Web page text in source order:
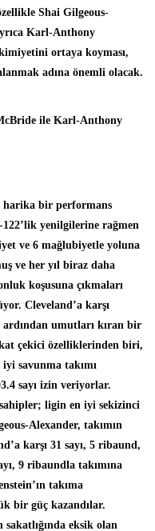
Shai Gilgeous-
Karl-Anthony
ortaya koyması,
adına önemli olacak.
ile Karl-Anthony
harika bir performans
122’lik yenilgilerine rağmen
ve 6 mağlubiyetle yoluna
ve her yıl biraz daha
koşusuna çıkmaları
Cleveland’a karşı
umutları kıran bir
çekici özelliklerinden biri,
savunma takımı
sayı izin veriyorlar.
ligin en iyi sekizinci
Alexander, takımın
karşı 31 sayı, 5 ribaund,
9 ribaundla takımına
takıma
bir güç kazandılar.
eksik olan